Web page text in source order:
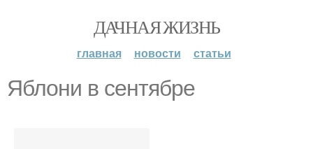
ДАЧНАЯ ЖИЗНЬ
главная новости статьи
Яблони в сентябре